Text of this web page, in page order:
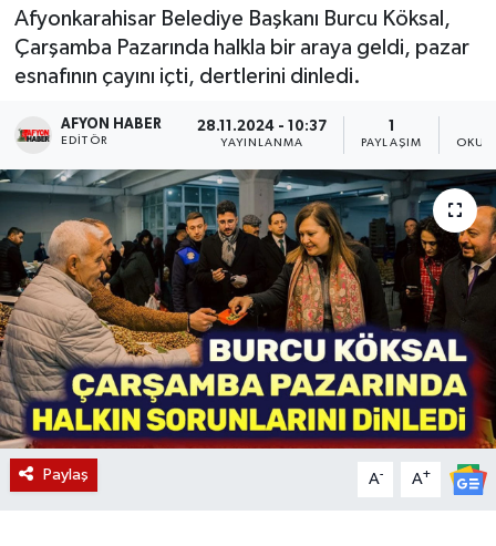
Afyonkarahisar Belediye Başkanı Burcu Köksal,
Çarşamba Pazarında halkla bir araya geldi, pazar
esnafının çayını içti, dertlerini dinledi.
AFYON HABER
EDITÖR
28.11.2024 - 10:37
YAYINLANMA PAYLAŞIM
Paylaş A- A+
Sivil Toplum
Etkinlikler